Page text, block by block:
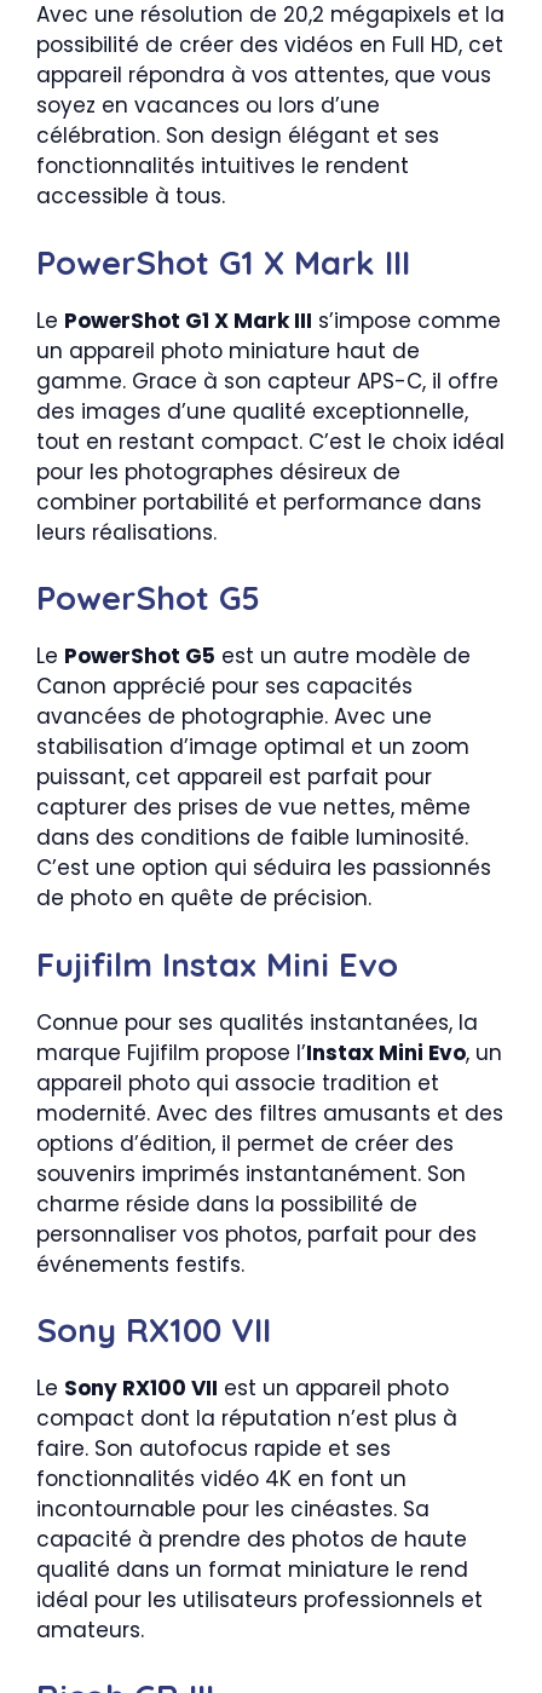
Avec une résolution de 20,2 mégapixels et la
possibilité de créer des vidéos en Full HD, cet
appareil répondra à vos attentes, que vous
soyez en vacances ou lors d’une
célébration. Son design élégant et ses
fonctionnalités intuitives le rendent
accessible à tous.
PowerShot G1 X Mark III
Le PowerShot G1 X Mark III s’impose comme
un appareil photo miniature haut de
gamme. Grace à son capteur APS-C, il offre
des images d’une qualité exceptionnelle,
tout en restant compact. C’est le choix idéal
pour les photographes désireux de
combiner portabilité et performance dans
leurs réalisations.
PowerShot G5
Le PowerShot G5 est un autre modèle de
Canon apprécié pour ses capacités
avancées de photographie. Avec une
stabilisation d’image optimal et un zoom
puissant, cet appareil est parfait pour
capturer des prises de vue nettes, même
dans des conditions de faible luminosité.
C’est une option qui séduira les passionnés
de photo en quête de précision.
Fujifilm Instax Mini Evo
Connue pour ses qualités instantanées, la
marque Fujifilm propose l’Instax Mini Evo, un
appareil photo qui associe tradition et
modernité. Avec des filtres amusants et des
options d’édition, il permet de créer des
souvenirs imprimés instantanément. Son
charme réside dans la possibilité de
personnaliser vos photos, parfait pour des
événements festifs.
Sony RX100 VII
Le Sony RX100 VII est un appareil photo
compact dont la réputation n’est plus à
faire. Son autofocus rapide et ses
fonctionnalités vidéo 4K en font un
incontournable pour les cinéastes. Sa
capacité à prendre des photos de haute
qualité dans un format miniature le rend
idéal pour les utilisateurs professionnels et
amateurs.